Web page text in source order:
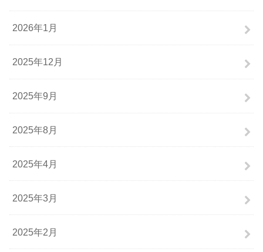
2026年1月
2025年12月
2025年9月
2025年8月
2025年4月
2025年3月
2025年2月